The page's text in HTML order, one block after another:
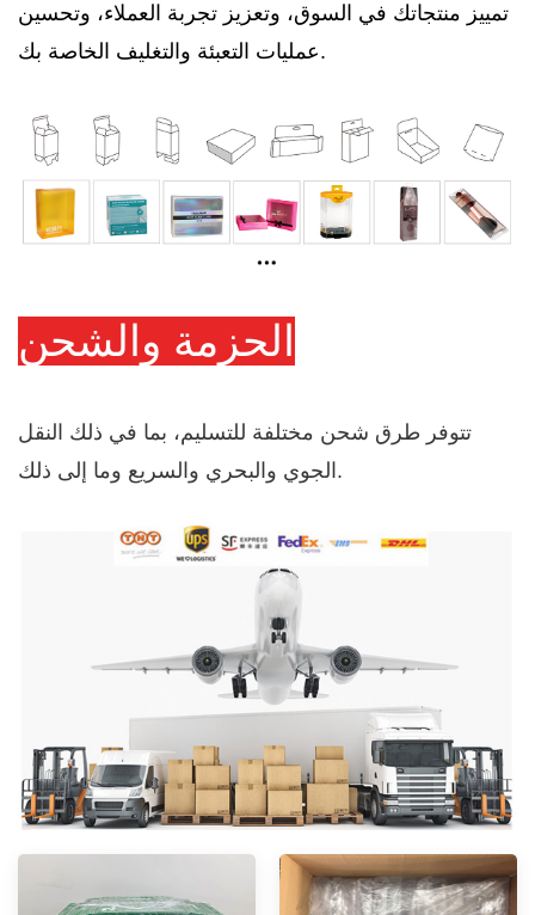
تمييز منتجاتك في السوق، وتعزيز تجربة العملاء، وتحسين
عمليات التعبئة والتغليف الخاصة بك.
الحزمة والشحن
تتوفر طرق شحن مختلفة للتسليم، بما في ذلك النقل
الجوي والبحري والسريع وما إلى ذلك.